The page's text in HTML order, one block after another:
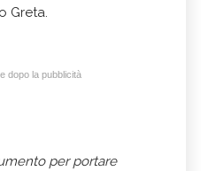
Greta.
dopo la pubblicità
per portare